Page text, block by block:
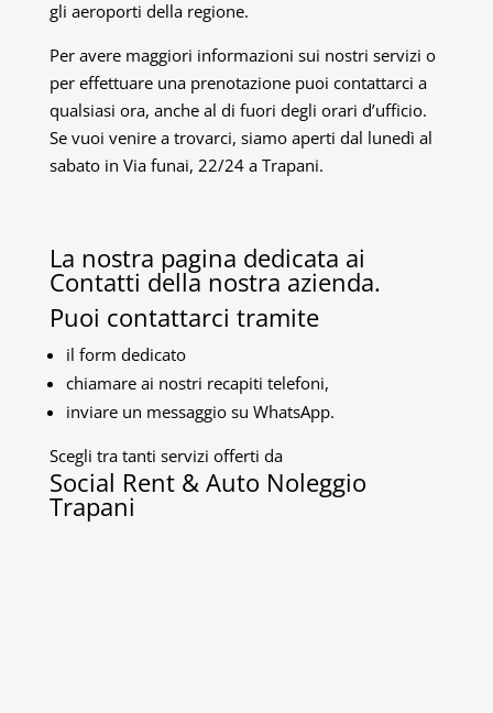
gli aeroporti della regione.
Per avere maggiori informazioni sui nostri servizi o
per effettuare una prenotazione puoi contattarci a
qualsiasi ora, anche al di fuori degli orari d’ufficio.
Se vuoi venire a trovarci, siamo aperti dal lunedì al
sabato in Via funai, 22/24 a Trapani.
La nostra pagina dedicata ai
Contatti della nostra azienda.
Puoi contattarci tramite
il form dedicato
chiamare ai nostri recapiti telefoni,
inviare un messaggio su WhatsApp.
Scegli tra tanti servizi offerti da
Social Rent& Auto Noleggio
Trapani